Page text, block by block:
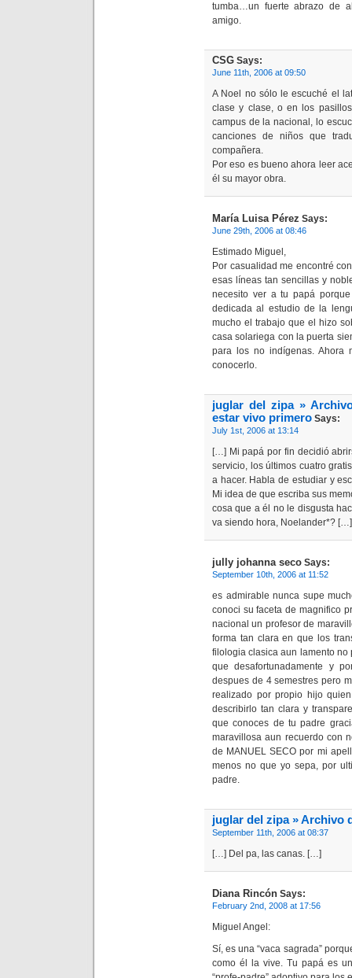
tumba…un fuerte abrazo de
amigo.
CSG Says:
June 11th, 2006 at 09:50
A Noel no sólo le escuché el
clase y clase, o en los
campus de la nacional, lo
canciones de niños que
compañera.
Por eso es bueno ahora leer
él su mayor obra.
María Luisa Pérez Says:
June 29th, 2006 at 08:46
Estimado Miguel,
Por casualidad me encontré
esas líneas tan sencillas y
necesito ver a tu papá
dedicada al estudio de la
mucho el trabajo que el hizo
casa solariega con la puerta
para los no indígenas. Ahora
conocerlo.
juglar del zipa »
estar vivo primero Says:
July 1st, 2006 at 13:14
[…] Mi papá por fin decidió
servicio, los últimos cuatro
a hacer. Habla de estudiar y
Mi idea de que escriba sus
cosa que a él no le disgusta
va siendo hora, Noelander*? […]
jully johanna seco Says:
September 10th, 2006 at 11:52
es admirable nunca supe
conoci su faceta de magnifico
nacional un profesor de
forma tan clara en que los
filologia clasica aun lamento no
que desafortunadamente y
despues de 4 semestres pero
realizado por propio hijo
describirlo tan clara y
que conoces de tu padre
maravillosa aun recuerdo con
de MANUEL SECO por mi
menos no que yo sepa, por
padre.
juglar del zipa » Archivo
September 11th, 2006 at 08:37
[…] Del pa, las canas. […]
Diana Rincón Says:
February 2nd, 2008 at 17:56
Miguel Angel:
Sí, es una “vaca sagrada”
como él la vive. Tu papá es